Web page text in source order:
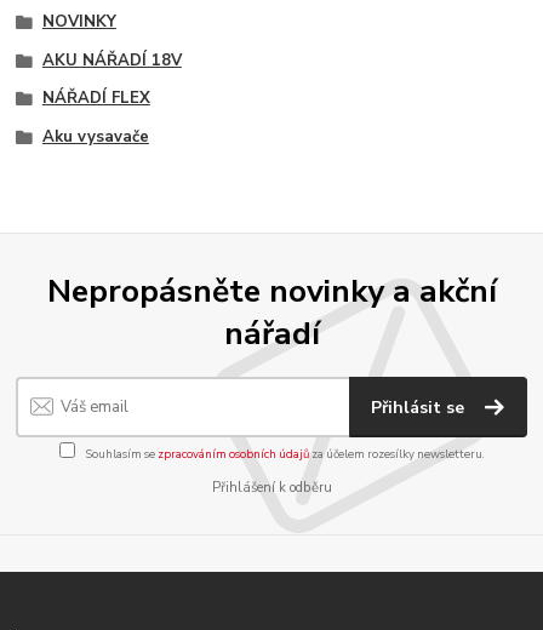
NOVINKY
AKU NÁŘADÍ 18V
NÁŘADÍ FLEX
Aku vysavače
Nepropásněte novinky a akční
nářadí
Přihlásit se
Souhlasím se zpracováním osobních údajůza účelem rozesílky newsletteru.
Přihlášení k odběru